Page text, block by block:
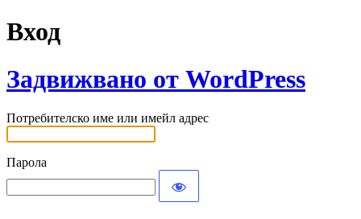
Вход
Задвижвано от WordPress
Потребителско име или имейл адрес
Парола